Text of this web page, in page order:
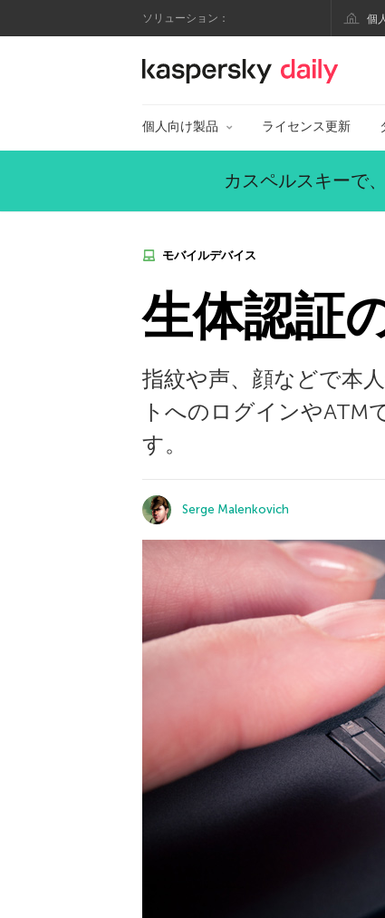
ソリューション： 個
カスペルスキー
個人向け製品 ライセンス更新
カスペルスキーで
モバイルデバイス
生体認証
指紋や声、顔などで本
トへのログインやATM
す。
Serge Malenkovich